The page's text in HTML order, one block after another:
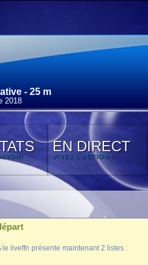
- 25 m
2018
EN DIRECT
VIVEZ L'ACTION !
liveffn présente maintenant 2 listes :